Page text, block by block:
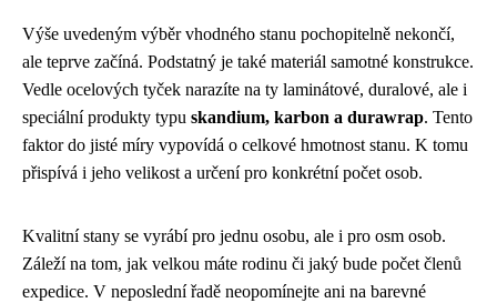
Výše uvedeným výběr vhodného stanu pochopitelně nekončí,
ale teprve začíná. Podstatný je také materiál samotné konstrukce.
Vedle ocelových tyček narazíte na ty laminátové, duralové, ale i
speciální produkty typu skandium, karbon a durawrap. Tento
faktor do jisté míry vypovídá o celkové hmotnost stanu. K tomu
přispívá i jeho velikost a určení pro konkrétní počet osob.
Kvalitní stany se vyrábí pro jednu osobu, ale i pro osm osob.
Záleží na tom, jak velkou máte rodinu či jaký bude počet členů
expedice. V neposlední řadě neopomínejte ani na barevné